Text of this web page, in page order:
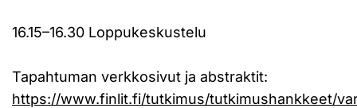
16.15–16.30 Loppukeskustelu
Tapahtuman verkkosivut ja abstraktit:
https://www.finlit.fi/tutkimus/tutkimushankkeet/